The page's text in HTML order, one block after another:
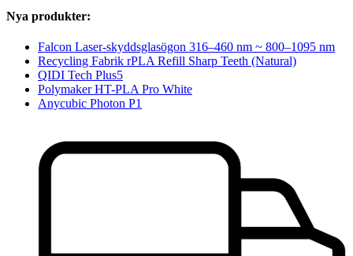
Nya produkter:
Falcon Laser-skyddsglasögon 316–460 nm ~ 800–1095 nm
Recycling Fabrik rPLA Refill Sharp Teeth (Natural)
QIDI Tech Plus5
Polymaker HT-PLA Pro White
Anycubic Photon P1